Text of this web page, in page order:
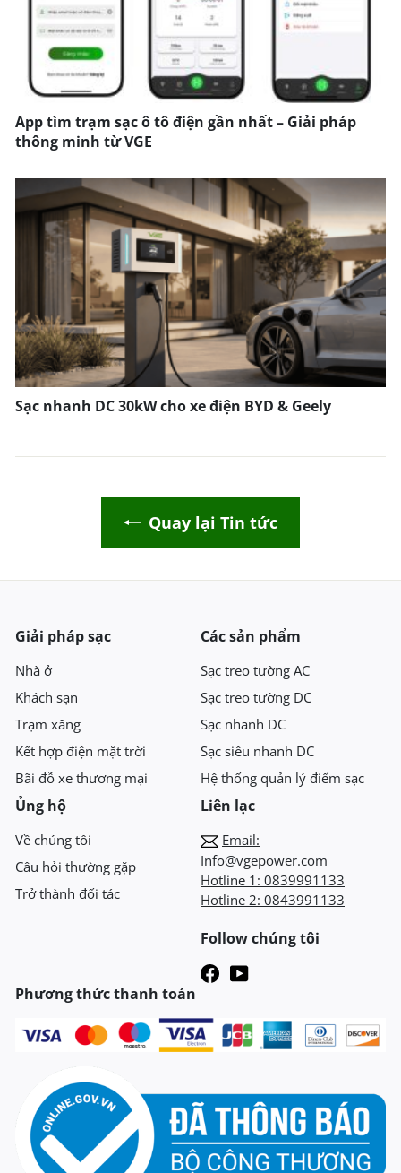
App tìm trạm sạc ô tô điện gần nhất – Giải pháp
thông minh từ VGE
Sạc nhanh DC 30kW cho xe điện BYD & Geely
Quay lại Tin tức
Giải pháp sạc
Nhà ở
Khách sạn
Trạm xăng
Kết hợp điện mặt trời
Bãi đỗ xe thương mại
Các sản phẩm
Sạc treo tường AC
Sạc treo tường DC
Sạc nhanh DC
Sạc siêu nhanh DC
Hệ thống quản lý điểm sạc
Ủng hộ
Về chúng tôi
Câu hỏi thường gặp
Trở thành đối tác
Liên lạc
Email:
Info@vgepower.com
Hotline 1: 0839991133
Hotline 2: 0843991133
Follow chúng tôi
Phương thức thanh toán